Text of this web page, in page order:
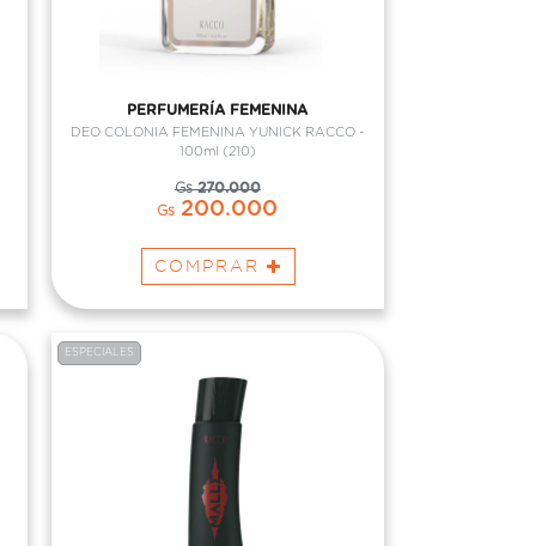
PERFUMERÍA FEMENINA
DEO COLONIA FEMENINA YUNICK RACCO -
100ml (210)
Gs270.000
Gs 200.000
COMPRAR
ESPECIALES